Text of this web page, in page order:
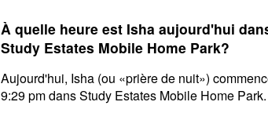
À quelle heure est Isha aujourd'hui
Study Estates Mobile Home Park?
Aujourd'hui, Isha (ou «prière de nuit»)
9:29 pm dans Study Estates Mobile Home Park.